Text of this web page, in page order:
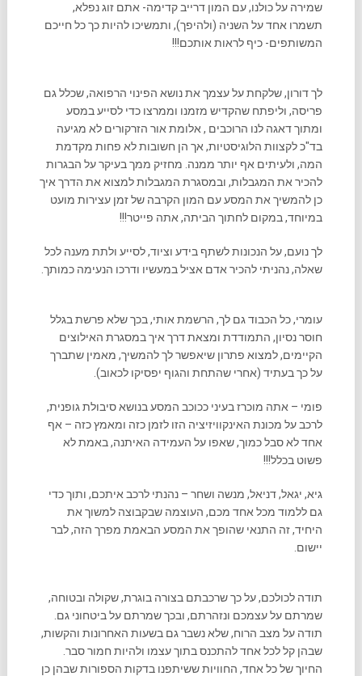
שמירה על כולנו, עם המון דרייב קדימה- אתם זוג נפלא,
תשמרו אחד על השניה (ולהיפך), ותמשיכו להיות כך כל חייכם
המשותפים- כיף לראות אותכם!!!
לך דורון, שלקחת על עצמך את נושא הפינוי הרפואה, שכלל גם
פריסה, וליפתח שהקדיש מזמנו וממרצו כדי לסייע במסע
ומתוך דאגה לנו הרוכבים , אלומת אור הזרקורים לא מגיעה
בד"כ לקצוות הלוגיסטיות, אך הן חשובות לא פחות מקדמת
המה, ולעיתים אף יותר ממנה. מחזיק ממך בעיקר על הבגרות
להכיר את המגבלות, ובמסגרת המגבלות למצוא את הדרך איך
כן להמשיך את המסע עם המון הקרבה של זמן עצירות מועט
במיוחד, במקום לחתוך הביתה, אתה פייטר!!!
לך נועם, על הנכונות לשתף בידע וציוד, לסייע ולתת מענה לכל
שאלה, נהניתי להכיר אדם אציל במעשיו ודרכו הנעימה כמותך.
עומרי, כל הכבוד גם לך, הרשמת אותי, בכך שלא פרשת בגלל
חוסר נסיון, התמודדת ומצאת דרך איך במסגרת האילוצים
הקיימים, למצוא פתרון שיאפשר לך להמשיך, מאמין שתברך
על כך בעתיד (אחרי שהתחת והגוף יפסיקו לכאוב).
פומי – אתה מוכרז בעיני ככוכב המסע בנושא סיבולת גופנית,
לרכב על מכונת האינקוויזיציה הזו לזמן כזה ומאמץ כזה – אף
אחד לא סבל כמוך, שאפו על העמידה האיתנה, באמת לא
פשוט בכלל!!!
גיא, יגאל, דניאל, מנשה ושחר – נהנתי לרכב איתכם, ותוך כדי
גם ללמוד מכל אחד מכם, העוצמה שבקבוצה למשוך את
היחיד, זה התנאי שהופך את המסע הבאמת מפרך הזה, לבר
יישום.
תודה לכולכם, על כך שרכבתם בצורה בוגרת, שקולה ובטוחה,
שמרתם על עצמכם ונזהרתם, ובכך שמרתם על ביטחוני גם.
תודה על מצב הרוח, שלא נשבר גם בשעות האחרונות והקשות,
שבהן קל לכל אחד להתכנס בתוך עצמו ולהיות חמור סבר.
החיוך של כל אחד, החוויות ששיתפנו בדקות הספורות שבהן כן